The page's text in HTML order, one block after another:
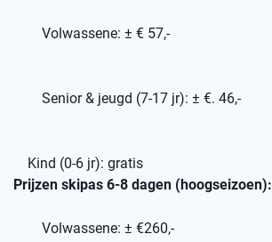
Volwassene: ± € 57,-
Senior & jeugd (7-17 jr): ± €. 46,-
Kind (0-6 jr): gratis
Prijzen skipas 6-8 dagen (hoogseizoen):
Volwassene: ± €260,-